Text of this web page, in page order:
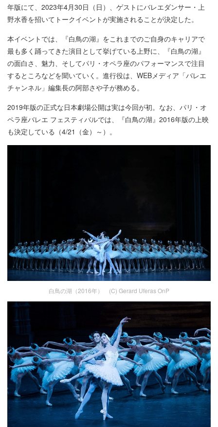
年版にて、2023年4月30日（日）、ゲストにバレエダンサー・上
野水香を招いてトークイベントが実施されることが決定した。
本イベントでは、『白鳥の湖』をこれまでのご自身のキャリアで
最も多く踊ってきた演目として挙げている上野に、『白鳥の湖』
の面白さ、魅力、そしてパリ・オペラ座のパフォーマンスで注目
するところなどを聞いていく。進行役は、WEBメディア「バレエ
チャンネル」編集長の阿部さや子が務める。
2019年版の正式な日本劇場公開は実は今回が初。なお、パリ・オ
ペラ座バレエ フェスティバルでは、『白鳥の湖』2016年版の上映
も決定している（4/21（金）～）。
白鳥の湖（2016年） (C)️ Gerard Uferas OnP